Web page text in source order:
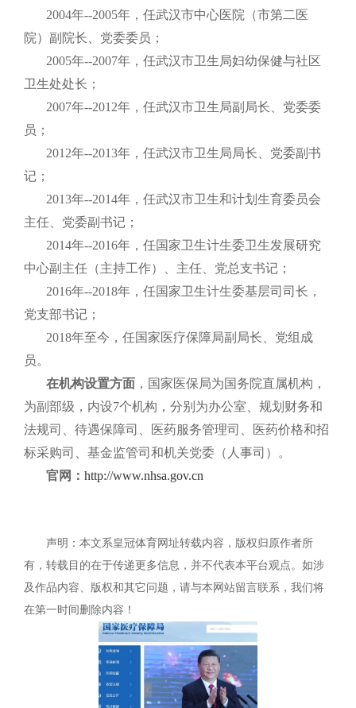
2004年--2005年，任武汉市中心医院（市第二医
院）副院长、党委委员；
2005年--2007年，任武汉市卫生局妇幼保健与社区
卫生处处长；
2007年--2012年，任武汉市卫生局副局长、党委委
员；
2012年--2013年，任武汉市卫生局局长、党委副书
记；
2013年--2014年，任武汉市卫生和计划生育委员会
主任、党委副书记；
2014年--2016年，任国家卫生计生委卫生发展研究
中心副主任（主持工作）、主任、党总支书记；
2016年--2018年，任国家卫生计生委基层司司长，
党支部书记；
2018年至今，任国家医疗保障局副局长、党组成
员。
在机构设置方面 ，国家医保局为国务院直属机构，
为副部级，内设7个机构，分别为办公室、规划财务和
法规司、待遇保障司、医药服务管理司、医药价格和招
标采购司、基金监管司和机关党委（人事司）。
官网： http://www.nhsa.gov.cn
声明：本文系皇冠体育网址转载内容，版权归原作者所
有，转载目的在于传递更多信息，并不代表本平台观点。如涉
及作品内容、版权和其它问题，请与本网站留言联系，我们将
在第一时间删除内容！